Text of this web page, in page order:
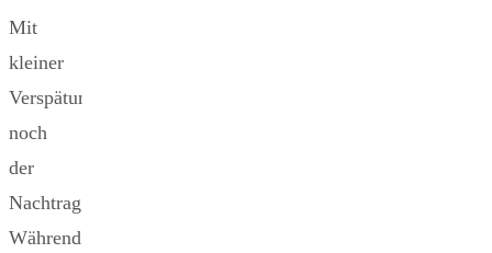
Mit
kleiner
Verspätung
noch
der
Nachtrag...
Während